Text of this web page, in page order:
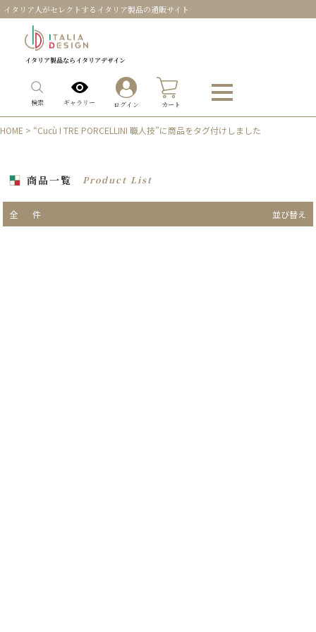
イタリア人がセレクトするイタリア製品の通販サイト
イタリア製品ならイタリアデザイン
検索 ギャラリー ログイン カート
HOME > “Cucù I TRE PORCELLINI 職人技”に商品をタグ付けしました
商品一覧 Product List
全 件 並び替え